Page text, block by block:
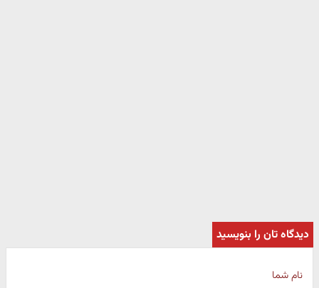
دیدگاه تان را بنویسید
نام شما